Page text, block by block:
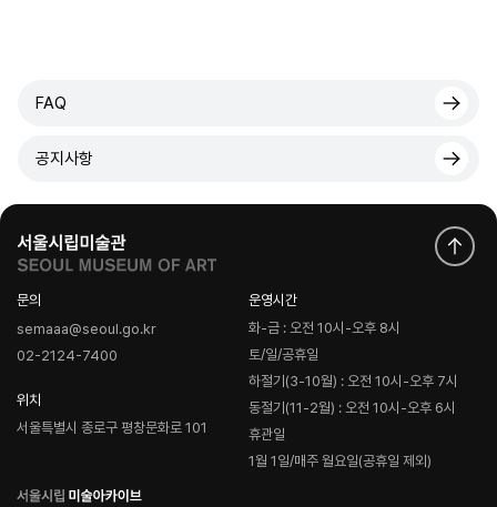
FAQ
공지사항
문의
semaaa@seoul.go.kr
02-2124-7400
위치
서울특별시 종로구 평창문화로 101
운영시간
화-금 : 오전 10시-오후 8시
토/일/공휴일
하절기(3-10월) : 오전 10시-오후 7시
동절기(11-2월) : 오전 10시-오후 6시
휴관일
1월 1일/매주 월요일(공휴일 제외)
로
고